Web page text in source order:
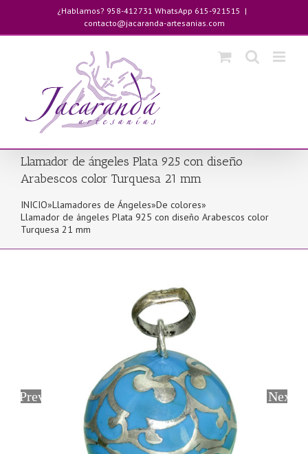
contenido
¿Hablamos? 958-412731 WhatsApp 615-921515 |
contacto@jacaranda-artesanias.com
Llamador de ángeles Plata 925 con diseño
Arabescos color Turquesa 21 mm
INICIO»Llamadores de Ángeles»De colores»
Llamador de ángeles Plata 925 con diseño Arabescos color
Turquesa 21 mm
Previous Next